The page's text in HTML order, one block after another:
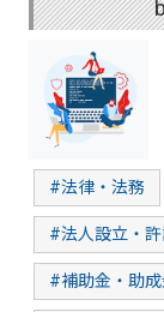
#法律・法務
#法人設立・許
#補助金・助成